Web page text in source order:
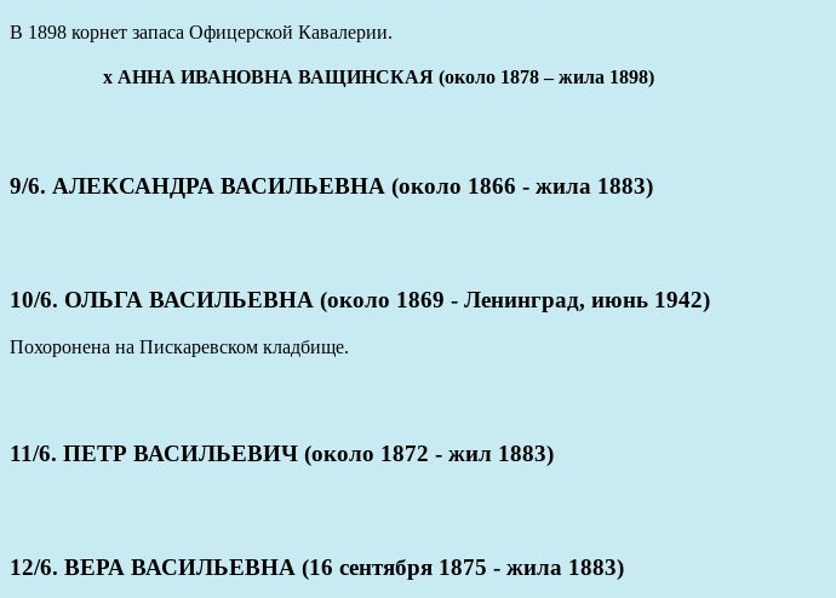
В 1898 корнет запаса Офицерской Кавалерии.
х АННА ИВАНОВНА ВАЩИНСКАЯ (около 1878 – жила 1898)
9/6. АЛЕКСАНДРА ВАСИЛЬЕВНА (около 1866 - жила 1883)
10/6. ОЛЬГА ВАСИЛЬЕВНА (около 1869 - Ленинград, июнь 1942)
Похоронена на Пискаревском кладбище.
11/6. ПЕТР ВАСИЛЬЕВИЧ (около 1872 - жил 1883)
12/6. ВЕРА ВАСИЛЬЕВНА (16 сентября 1875 - жила 1883)